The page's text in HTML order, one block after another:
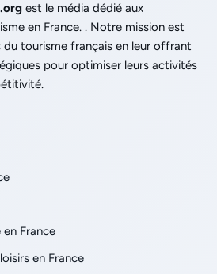
est le média dédié aux
en France. . Notre mission est
du tourisme français en leur offrant
pour optimiser leurs activités
France
en France